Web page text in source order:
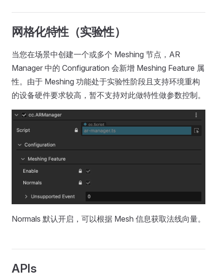
网格化特性（实验性）
当您在场景中创建一个或多个 Meshing 节点，AR
Manager 中的 Configuration 会新增 Meshing Feature 属
性。由于 Meshing 功能处于实验性阶段且支持环境重构
的设备硬件要求较高，暂不支持对此做特性做参数控制。
Normals 默认开启，可以根据 Mesh 信息获取法线向量。
APIs